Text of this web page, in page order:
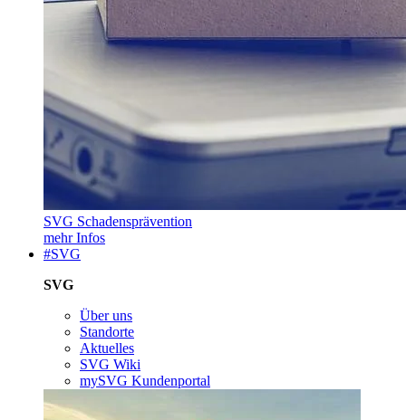
SVG Schadensprävention
mehr Infos
#SVG
SVG
Über uns
Standorte
Aktuelles
SVG Wiki
mySVG Kundenportal